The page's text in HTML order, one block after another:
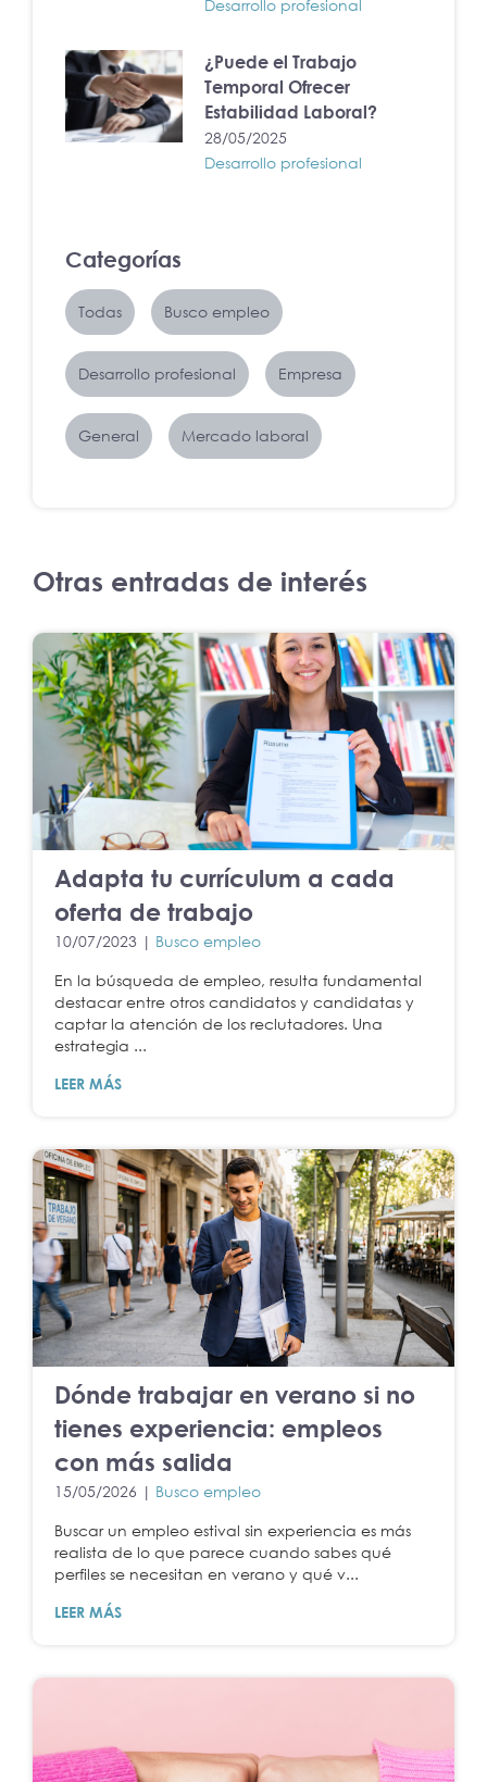
Desarrollo profesional
¿Puede el Trabajo
Temporal Ofrecer
Estabilidad Laboral?
28/05/2025
Desarrollo profesional
Categorías
Todas Busco empleo
Desarrollo profesional Empresa
General Mercado laboral
Otras entradas de interés
Adapta tu currículum a cada
oferta de trabajo
10/07/2023 | Busco empleo
En la búsqueda de empleo, resulta fundamental
destacar entre otros candidatos y candidatas y
captar la atención de los reclutadores. Una
estrategia ...
LEER MÁS
Dónde trabajar en verano si no
tienes experiencia: empleos
con más salida
15/05/2026 | Busco empleo
Buscar un empleo estival sin experiencia es más
realista de lo que parece cuando sabes qué
perfiles se necesitan en verano y qué v...
LEER MÁS